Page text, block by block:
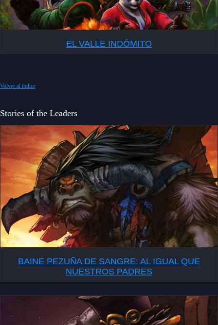
EL VALLE INDÓMITO
Volver al índice
Stories of the Leaders
BAINE PEZUÑA DE SANGRE: AL IGUAL QUE
NUESTROS PADRES